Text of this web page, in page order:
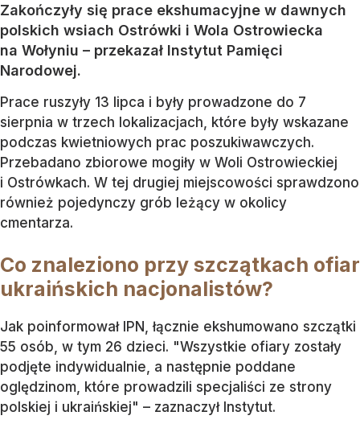
Zakończyły się prace ekshumacyjne w dawnych
polskich wsiach Ostrówki i Wola Ostrowiecka
na Wołyniu – przekazał Instytut Pamięci
Narodowej.
Prace ruszyły 13 lipca i były prowadzone do 7
sierpnia w trzech lokalizacjach, które były wskazane
podczas kwietniowych prac poszukiwawczych.
Przebadano zbiorowe mogiły w Woli Ostrowieckiej
i Ostrówkach. W tej drugiej miejscowości sprawdzono
również pojedynczy grób leżący w okolicy
cmentarza.
Co znaleziono przy szczątkach ofiar
ukraińskich nacjonalistów?
Jak poinformował IPN, łącznie ekshumowano szczątki
55 osób, w tym 26 dzieci. "Wszystkie ofiary zostały
podjęte indywidualnie, a następnie poddane
oględzinom, które prowadzili specjaliści ze strony
polskiej i ukraińskiej" – zaznaczył Instytut.